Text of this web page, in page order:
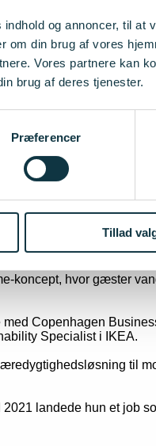
og annoncer, til at
om din brug af vores
Vores partnere kan
brug af deres tjenester.
Præferencer
Tillad
og erhvervsPhD i
for
medicoselskab, der har
Ph.D på DTU og i
der skal sikre et
tech
koncept, hvor gæster
Copenhagen
Specialist i IKEA.
til
landede hun et job